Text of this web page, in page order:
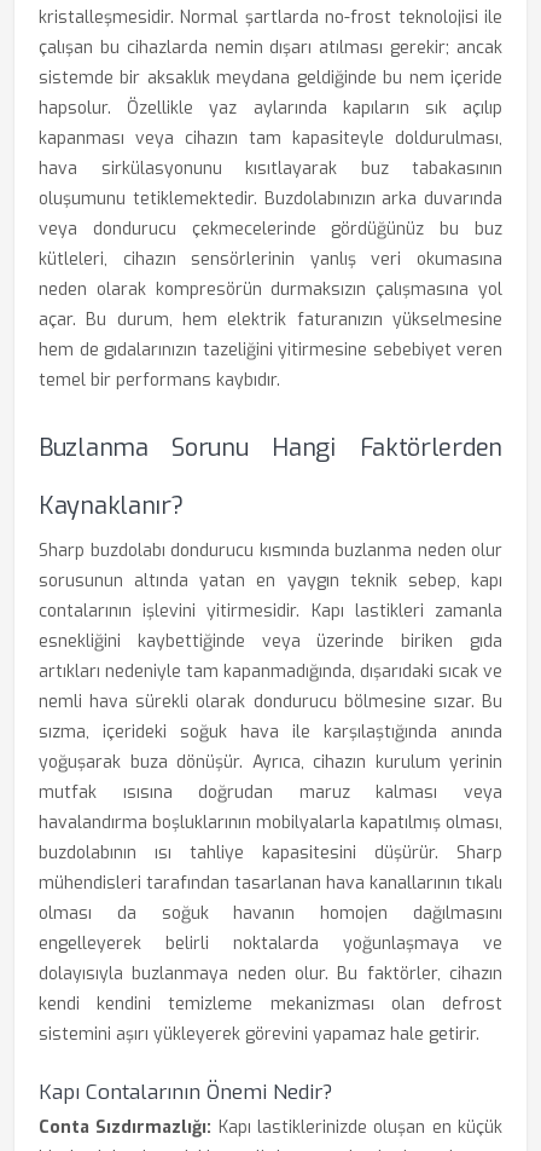
kristalleşmesidir. Normal şartlarda no-frost teknolojisi ile
çalışan bu cihazlarda nemin dışarı atılması gerekir; ancak
sistemde bir aksaklık meydana geldiğinde bu nem içeride
hapsolur. Özellikle yaz aylarında kapıların sık açılıp
kapanması veya cihazın tam kapasiteyle doldurulması,
hava sirkülasyonunu kısıtlayarak buz tabakasının
oluşumunu tetiklemektedir. Buzdolabınızın arka duvarında
veya dondurucu çekmecelerinde gördüğünüz bu buz
kütleleri, cihazın sensörlerinin yanlış veri okumasına
neden olarak kompresörün durmaksızın çalışmasına yol
açar. Bu durum, hem elektrik faturanızın yükselmesine
hem de gıdalarınızın tazeliğini yitirmesine sebebiyet veren
temel bir performans kaybıdır.
Buzlanma Sorunu Hangi Faktörlerden
Kaynaklanır?
Sharp buzdolabı dondurucu kısmında buzlanma neden olur
sorusunun altında yatan en yaygın teknik sebep, kapı
contalarının işlevini yitirmesidir. Kapı lastikleri zamanla
esnekliğini kaybettiğinde veya üzerinde biriken gıda
artıkları nedeniyle tam kapanmadığında, dışarıdaki sıcak ve
nemli hava sürekli olarak dondurucu bölmesine sızar. Bu
sızma, içerideki soğuk hava ile karşılaştığında anında
yoğuşarak buza dönüşür. Ayrıca, cihazın kurulum yerinin
mutfak ısısına doğrudan maruz kalması veya
havalandırma boşluklarının mobilyalarla kapatılmış olması,
buzdolabının ısı tahliye kapasitesini düşürür. Sharp
mühendisleri tarafından tasarlanan hava kanallarının tıkalı
olması da soğuk havanın homojen dağılmasını
engelleyerek belirli noktalarda yoğunlaşmaya ve
dolayısıyla buzlanmaya neden olur. Bu faktörler, cihazın
kendi kendini temizleme mekanizması olan defrost
sistemini aşırı yükleyerek görevini yapamaz hale getirir.
Kapı Contalarının Önemi Nedir?
Conta Sızdırmazlığı: Kapı lastiklerinizde oluşan en küçük